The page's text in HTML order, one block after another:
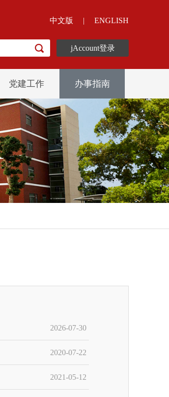
中文版 | ENGLISH
jAccount登录
党建工作 办事指南
2026-07-30
2020-07-22
2021-05-12